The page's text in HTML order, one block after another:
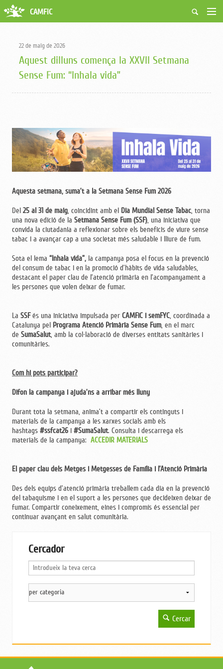
Qui som
Activitats
Borsa de treball
Ciutadans
CAMFiC
22 de maig de 2026
Aquest dilluns comença la XXVII Setmana
Sense Fum: “Inhala vida”
Aquesta setmana, suma’t a la Setmana Sense Fum 2026
Del 25 al 31 de maig, coincidint amb el Dia Mundial Sense Tabac, torna
una nova edició de la Setmana Sense Fum (SSF), una iniciativa que
convida la ciutadania a reflexionar sobre els beneficis de viure sense
tabac i a avançar cap a una societat més saludable i lliure de fum.
Sota el lema “Inhala vida”, la campanya posa el focus en la prevenció
del consum de tabac i en la promoció d’hàbits de vida saludables,
destacant el paper clau de l’atenció primària en l’acompanyament a
les persones que volen deixar de fumar.
La SSFés una iniciativa impulsada per CAMFiC i semFYC, coordinada a
Catalunya pel Programa Atenció Primària Sense Fum, en el marc
de SumaSalut, amb la col·laboració de diverses entitats sanitàries i
comunitàries.
Com hi pots participar?
Difon la campanya i ajuda’ns a arribar més lluny
Durant tota la setmana, anima’t a compartir els continguts i
materials de la campanya a les xarxes socials amb els
hashtags #ssfcat26 i #SumaSalut. Consulta i descarrega els
materials de la campanya: ACCEDIR MATERIALS
El paper clau dels Metges i Metgesses de Família i l’Atenció Primària
Des dels equips d’atenció primària treballem cada dia en la prevenció
del tabaquisme i en el suport a les persones que decideixen deixar de
fumar. Compartir coneixement, eines i compromís és essencial per
continuar avançant en salut comunitària.
Cercador
Cercar